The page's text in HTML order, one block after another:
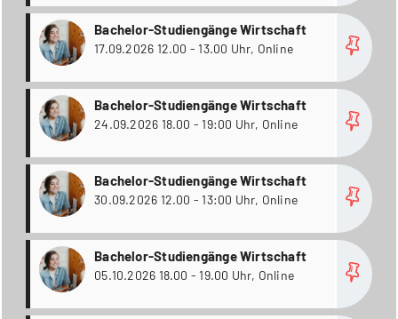
Bachelor-Studiengänge Wirtschaft
17.09.2026 12.00 - 13.00 Uhr, Online
Bachelor-Studiengänge Wirtschaft
24.09.2026 18.00 - 19:00 Uhr, Online
Bachelor-Studiengänge Wirtschaft
30.09.2026 12.00 - 13:00 Uhr, Online
Bachelor-Studiengänge Wirtschaft
05.10.2026 18.00 - 19.00 Uhr, Online